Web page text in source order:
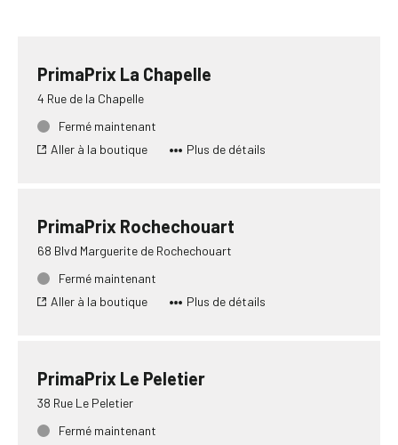
PrimaPrix La Chapelle
4 Rue de la Chapelle
Fermé maintenant
Aller à la boutique
Plus de détails
PrimaPrix Rochechouart
68 Blvd Marguerite de Rochechouart
Fermé maintenant
Aller à la boutique
Plus de détails
PrimaPrix Le Peletier
38 Rue Le Peletier
Fermé maintenant